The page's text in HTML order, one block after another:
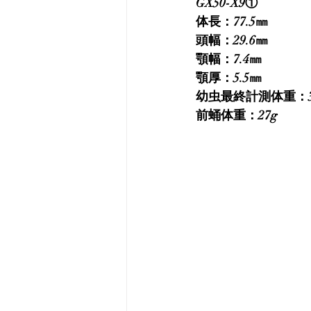
体長：77.5㎜
頭幅：29.6㎜
顎幅：7.4㎜
顎厚：5.5㎜
幼虫最終計測体重：
前蛹体重：27g